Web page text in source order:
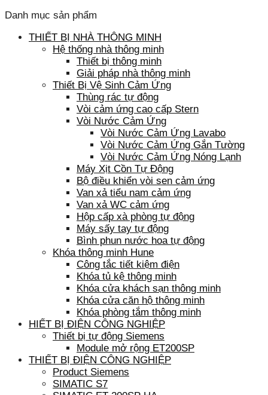
Danh mục sản phẩm
THIẾT BỊ NHÀ THÔNG MINH
Hệ thống nhà thông minh
Thiết bị thông minh
Giải pháp nhà thông minh
Thiết Bị Vệ Sinh Cảm Ứng
Thùng rác tự động
Vòi cảm ứng cao cấp Stern
Vòi Nước Cảm Ứng
Vòi Nước Cảm Ứng Lavabo
Vòi Nước Cảm Ứng Gắn Tường
Vòi Nước Cảm Ứng Nóng Lạnh
Máy Xịt Cồn Tự Động
Bộ điều khiển vòi sen cảm ứng
Van xả tiểu nam cảm ứng
Van xả WC cảm ứng
Hộp cấp xà phòng tự động
Máy sấy tay tự động
Bình phun nước hoa tự động
Khóa thông minh Hune
Công tắc tiết kiệm điện
Khóa tủ kệ thông minh
Khóa cửa khách sạn thông minh
Khóa cửa căn hộ thông minh
Khóa phòng tắm thông minh
HIẾT BỊ ĐIỆN CÔNG NGHIỆP
Thiết bị tự động Siemens
Module mở rộng ET200SP
THIẾT BỊ ĐIỆN CÔNG NGHIỆP
Product Siemens
SIMATIC S7